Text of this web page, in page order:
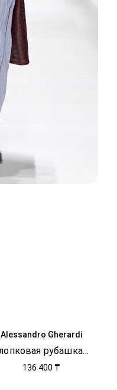
Alessandro Gherardi
Хлопковая рубашка в полоску
136 400 ₸